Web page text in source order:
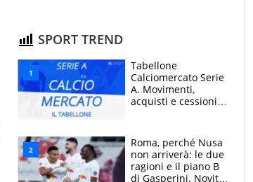
SPORT TREND
Tabellone
Calciomercato Serie
A. Movimenti,
acquisti e cessioni:
Roma, perché Nusa
non arriverà: le due
ragioni e il piano B
di Gasperini. Novità